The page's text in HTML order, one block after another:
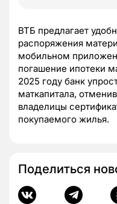
ВТБ предлагает
распоряжения
мобильном
погашение ипотеки
2025 году банк
маткапитала,
владелицы
покупаемого жилья.
Поделиться